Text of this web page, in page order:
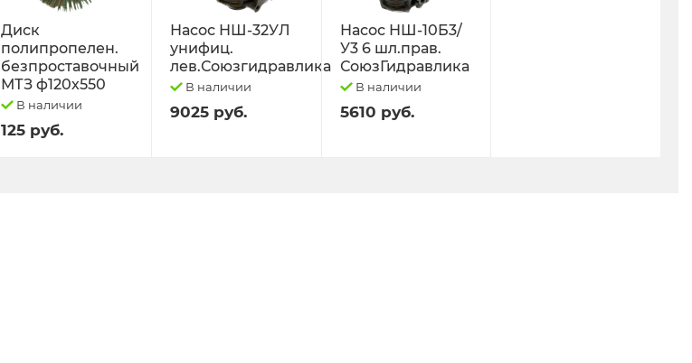
Диск
полипропелен.
безпроставочный
МТЗ ф120х550
В наличии
125 руб.
Насос НШ-32УЛ
унифиц.
лев.Союзгидравлика
В наличии
9025 руб.
Насос НШ-10Б3/
У3 6 шл.прав.
СоюзГидравлика
В наличии
5610 руб.